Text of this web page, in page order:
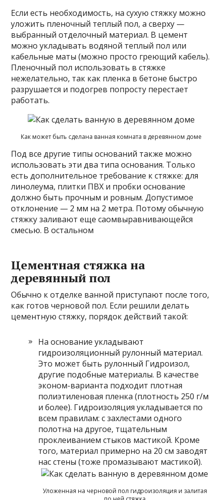
Если есть необходимость, на сухую стяжку можно
уложить пленочный теплый пол, а сверху —
выбранный отделочный материал. В цемент
можно укладывать водяной теплый пол или
кабельные маты (можно просто греющий кабель).
Пленочный пол использовать в стяжке
нежелательно, так как пленка в бетоне быстро
разрушается и подогрев попросту перестает
работать.
Как может быть сделана ванная комната в деревянном доме
Под все другие типы оснований также можно
использовать эти два типа основания. Только
есть дополнительное требование к стяжке: для
линолеума, плитки ПВХ и пробки основание
должно быть прочным и ровным. Допустимое
отклонение — 2 мм на 2 метра. Потому обычную
стяжку заливают еще саомвыравнивающейся
смесью. В остальном
Цементная стяжка на
деревянный пол
Обычно к отделке ванной приступают после того,
как готов черновой пол. Если решили делать
цементную стяжку, порядок действий такой:
На основание укладывают
гидроизоляционный рулонный материал.
Это может быть рулонный Гидроизол,
другие подобные материалы. В качестве
эконом-варианта подходит плотная
полиэтиленовая пленка (плотность 250 г/м
и более). Гидроизоляция укладывается по
всем правилам: с захлестами одного
полотна на другое, тщательным
проклеиванием стыков мастикой. Кроме
того, материал примерно на 20 см заводят
нас стены (тоже промазывают мастикой).
Уложенная на черновой пол гидроизоляция и залитая